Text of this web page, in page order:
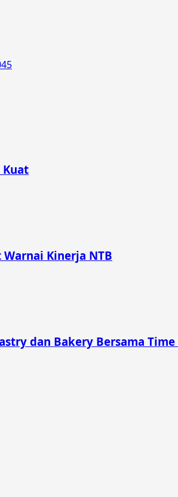
Kuat
Kinerja NTB
dan Bakery Bersama